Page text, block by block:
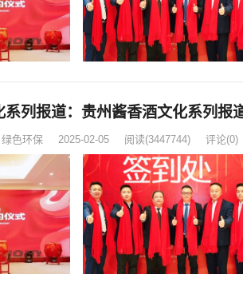
系列报道：贵州酱香酒文化系列报
绿色环保 2025-02-05 阅读(3447744) 评论(0)